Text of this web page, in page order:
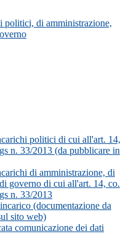
politici, di amministrazione,
politici di cui all'art. 14,
n. 33/2013 (da pubblicare in
di amministrazione, di
governo di cui all'art. 14, co.
n. 33/2013
(documentazione da
sito web)
comunicazione dei dati